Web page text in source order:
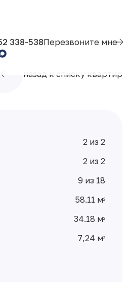
назад к списку квартир
2 из 2
2 из 2
9 из 18
58.11 м2
34.18 м2
7,24 м2